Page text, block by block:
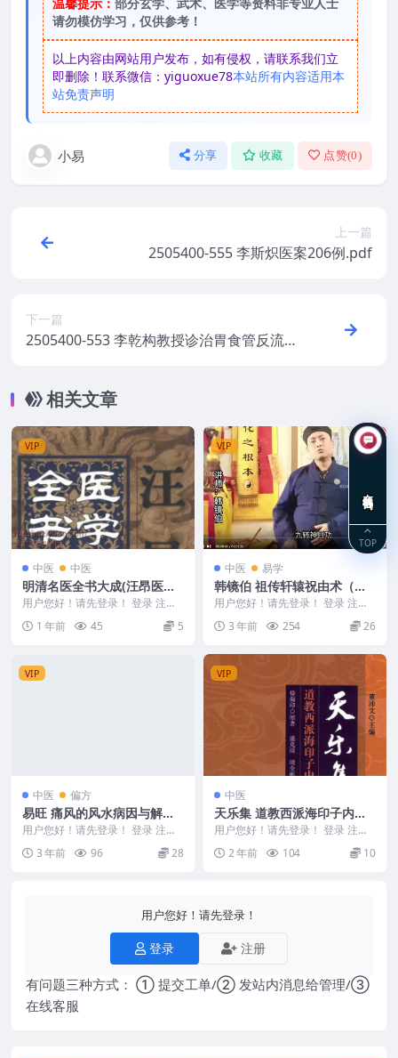
请勿模仿学习，仅供参考！
以上内容由网站用户发布，如有侵权，请联系我们立
即删除！联系微信：yiguoxue78本站所有内容适用本
站免责声明
小易 分享 收藏 点赞(0)
上一篇
2505400-555 李斯炽医案206例.pdf
下一篇
2505400-553 李乾构教授诊治胃食管反流病
相关文章
VIP
中医 中医
明清名医全书大成(汪昂医学
全书 )
用户您好！请先登录！ 登录 注册
明清名医全书大成(汪昂医学全书 )
25054...
1 年前 45 5
VIP
中医 易学
韩镜伯 祖传轩辕祝由术（高
级研修班）视频18集
用户您好！请先登录！ 登录 注册
祖传轩辕祝由术（高级研修班）
韩镜伯 Y230...
3 年前 254 26
VIP
中医 偏方
易旺 痛风的风水病因与解法
（符配药）
用户您好！请先登录！ 登录 注册
易旺 痛风的风水病因与解法（符
配药）易旺 痛风...
3 年前 96 28
VIP
中医
天乐集 道教西派海印子内丹
修炼典籍 上.pdf+下.pdf
用户您好！请先登录！ 登录 注册
天乐集 240943-14 天乐集 道教西
派海...2 年前 104 10
用户您好！请先登录！
登录 注册
有问题三种方式： ① 提交工单/② 发站内消息给管理/③
在线客服
TOP